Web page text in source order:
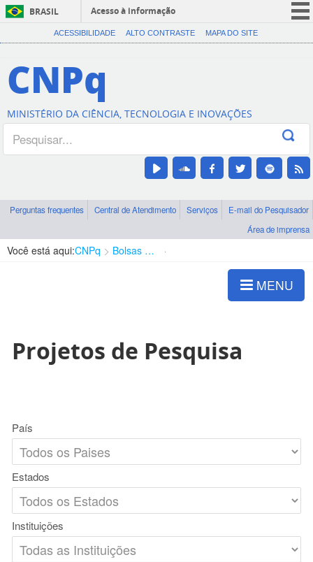
BRASIL
Acesso à informação
CORONAVÍRUS (COVID-19)
Canais
ACESSIBILIDADE ALTO CONTRASTE MAPA DO SITE
CNPq
MINISTÉRIO DA CIÊNCIA, TECNOLOGIA E INOVAÇÕES
Perguntas frequentes Central de Atendimento Serviços
E-mail do Pesquisador
Área de imprensa
Você está aqui:CNPq Bolsas e Auxílios Vigentes
MENU
Projetos de Pesquisa
País
Estados
Instituições